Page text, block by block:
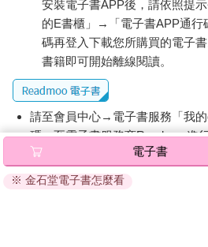
12 探一探地底故事
致力保存柏林地下文物的Berliner-
界），開發了各種柏林地底的導覽路
碉堡、有的是二戰時期的防空洞、有
德民眾逃往西德所挖的地底隧道。最
曼計劃」以及追溯「柏林之水」的主
趣的朋友可以上他們的官網berliner-
人知的地底路線參觀。
13 冒一場廢墟的險
喜愛探險的朋友，不妨趁那些被遺棄
安裝電子書APP後，請依照提
的E書櫃」→「電子書APP通行
碼再登入下載您所購買的電子
書籍即可開始離線閱讀。
請至會員中心→電子書服務「我
碼』至電子書服務商Readmoo進
退換貨須知：
因版權保護，您在金石堂所購買
電子書
※ 金石堂電子書怎麼看